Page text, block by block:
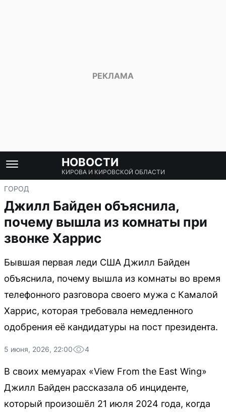
НОВОСТИ
КИРОВА И КИРОВСКОЙ ОБЛАСТИ
ГОРОД
Джилл Байден объяснила,
почему вышла из комнаты при
звонке Харрис
Бывшая первая леди США Джилл Байден
объяснила, почему вышла из комнаты во время
телефонного разговора своего мужа с Камалой
Харрис, которая требовала немедленного
одобрения её кандидатуры на пост президента.
5 июня, 2026, 22:00 4
В своих мемуарах «View From the East Wing»
Джилл Байден рассказала об инциденте,
который произошёл 21 июля 2024 года, когда